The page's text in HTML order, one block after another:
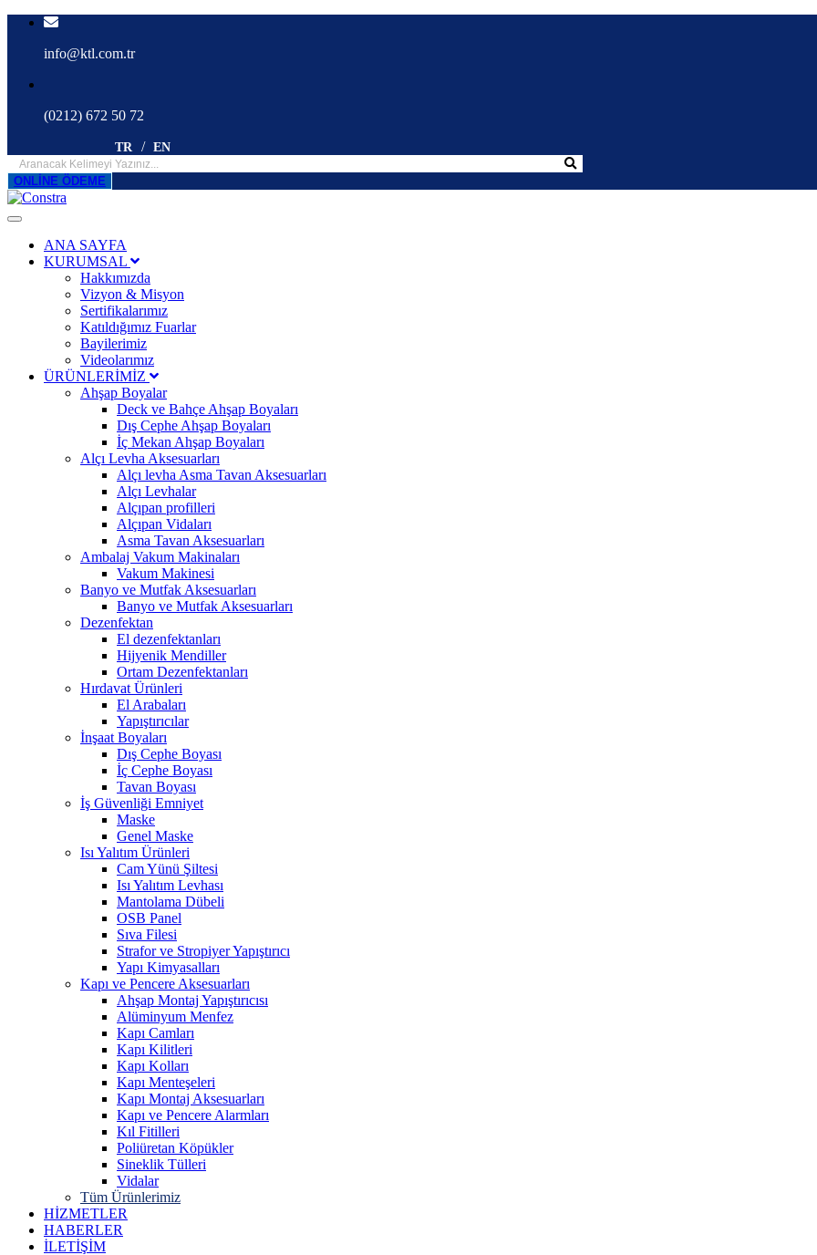
info@ktl.com.tr
(0212) 672 50 72
TR EN
ONLİNE ÖDEME
ANA SAYFA
KURUMSAL
Hakkımızda
Vizyon & Misyon
Sertifikalarımız
Katıldığımız Fuarlar
Bayilerimiz
Videolarımız
ÜRÜNLERİMİZ
Ahşap Boyalar
Deck ve Bahçe Ahşap Boyaları
Dış Cephe Ahşap Boyaları
İç Mekan Ahşap Boyaları
Alçı Levha Aksesuarları
Alçı levha Asma Tavan Aksesuarları
Alçı Levhalar
Alçıpan profilleri
Alçıpan Vidaları
Asma Tavan Aksesuarları
Ambalaj Vakum Makinaları
Vakum Makinesi
Banyo ve Mutfak Aksesuarları
Banyo ve Mutfak Aksesuarları
Dezenfektan
El dezenfektanları
Hijyenik Mendiller
Ortam Dezenfektanları
Hırdavat Ürünleri
El Arabaları
Yapıştırıcılar
İnşaat Boyaları
Dış Cephe Boyası
İç Cephe Boyası
Tavan Boyası
İş Güvenliği Emniyet
Maske
Genel Maske
Isı Yalıtım Ürünleri
Cam Yünü Şiltesi
Isı Yalıtım Levhası
Mantolama Dübeli
OSB Panel
Sıva Filesi
Strafor ve Stropiyer Yapıştırıcı
Yapı Kimyasalları
Kapı ve Pencere Aksesuarları
Ahşap Montaj Yapıştırıcısı
Alüminyum Menfez
Kapı Camları
Kapı Kilitleri
Kapı Kolları
Kapı Menteşeleri
Kapı Montaj Aksesuarları
Kapı ve Pencere Alarmları
Kıl Fitilleri
Poliüretan Köpükler
Sineklik Tülleri
Vidalar
Tüm Ürünlerimiz
HİZMETLER
HABERLER
İLETİŞİM